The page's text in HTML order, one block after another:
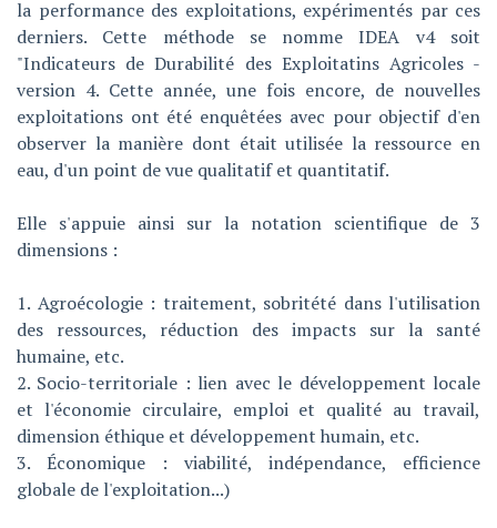
la performance des exploitations, expérimentés par ces
derniers. Cette méthode se nomme IDEA v4 soit
"Indicateurs de Durabilité des Exploitatins Agricoles -
version 4. Cette année, une fois encore, de nouvelles
exploitations ont été enquêtées avec pour objectif d'en
observer la manière dont était utilisée la ressource en
eau, d'un point de vue qualitatif et quantitatif.
Elle s'appuie ainsi sur la notation scientifique de 3
dimensions :
1. Agroécologie : traitement, sobritété dans l'utilisation
des ressources, réduction des impacts sur la santé
humaine, etc.
2. Socio-territoriale : lien avec le développement locale
et l'économie circulaire, emploi et qualité au travail,
dimension éthique et développement humain, etc.
3. Économique : viabilité, indépendance, efficience
globale de l'exploitation...)